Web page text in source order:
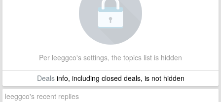
Per leeggco's settings, the topics list is hidden
Dealsinfo, including closed deals, is not hidden
leeggco's recent replies